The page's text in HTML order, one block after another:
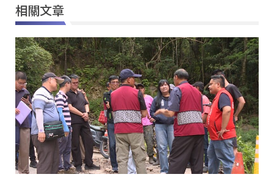
相關文章